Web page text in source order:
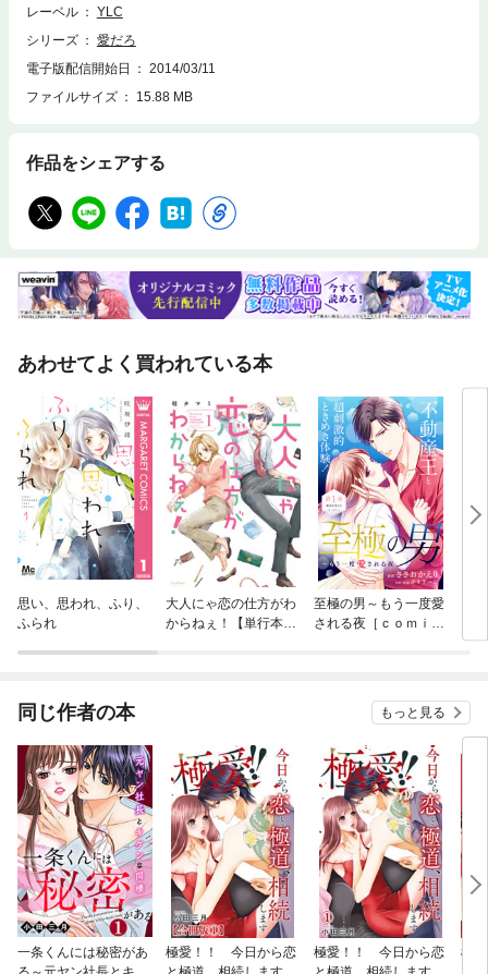
レーベル
YLC
シリーズ
愛だろ
電子版配信開始日
2014/03/11
ファイルサイズ
15.88 MB
作品をシェアする
あわせてよく買われている本
思い、思われ、ふり、
ふられ
大人にゃ恋の仕方がわ
からねぇ！【単行本
至極の男～もう一度愛
される夜［ｃｏｍｉ
同じ作者の本 もっと見る
一条くんには秘密があ
極愛！！ 今日から恋
極愛！！ 今日から恋
極